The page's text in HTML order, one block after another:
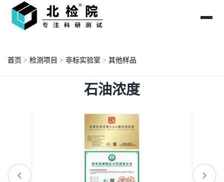
首页 > 检测项目 > 非标实验室 > 其他样品
石油浓度